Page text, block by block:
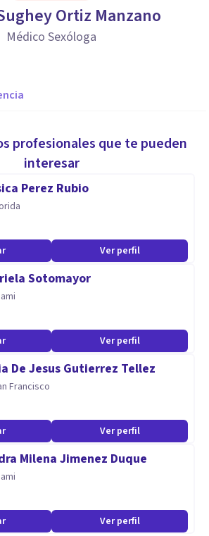
Ortiz Manzano
Médico Sexóloga
profesionales que te pueden
interesar
Perez Rubio
Ver perfil
Sotomayor
Ver perfil
De Jesus Gutierrez Tellez
Francisco
Ver perfil
Milena Jimenez Duque
Ver perfil